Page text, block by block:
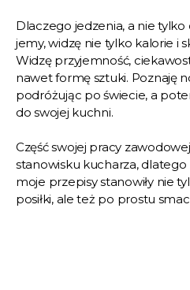
Dlaczego jedzenia, a nie
jemy, widzę nie tylko kalorie i
Widzę przyjemność,
nawet formę sztuki. Poznaję
podróżując po świecie, a
do swojej kuchni.
Część swojej pracy
stanowisku kucharza, dlatego
moje przepisy stanowiły nie
posiłki, ale też po prostu